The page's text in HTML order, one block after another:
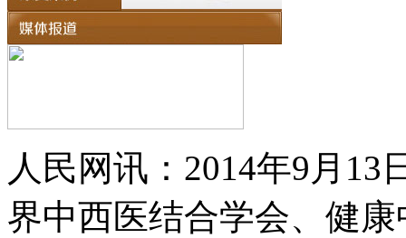
人民网讯：2014年9月
界中西医结合学会、健